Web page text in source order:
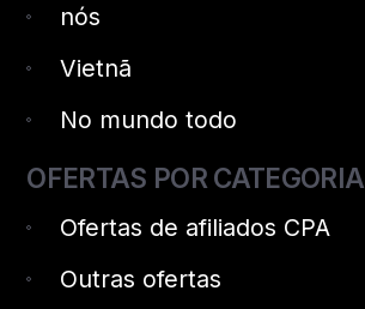
nós
Vietnã
No mundo todo
OFERTAS POR CATEGORIA
Ofertas de afiliados CPA
Outras ofertas